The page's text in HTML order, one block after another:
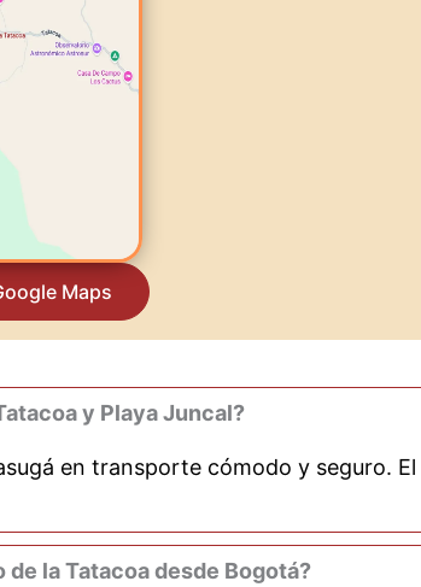
Maps
y Playa Juncal?
en transporte cómodo y seguro.
la Tatacoa desde Bogotá?